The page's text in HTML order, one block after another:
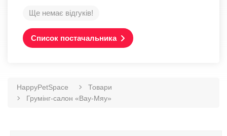
Ще немає відгуків!
Список постачальника
HappyPetSpace
Товари
Грумінг-салон «Вау-Мяу»